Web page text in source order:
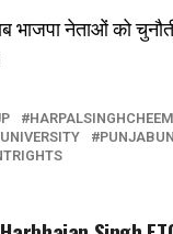
भाजपा नेताओं को